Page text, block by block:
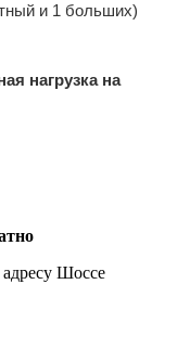
и 1 больших)
нагрузка на
Шоссе